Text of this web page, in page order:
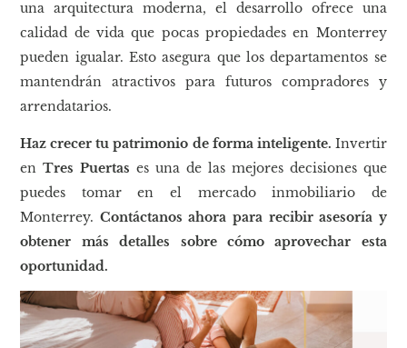
una arquitectura moderna, el desarrollo ofrece una
calidad de vida que pocas propiedades en Monterrey
pueden igualar. Esto asegura que los departamentos se
mantendrán atractivos para futuros compradores y
arrendatarios.
Haz crecer tu patrimonio de forma inteligente. Invertir
enTres Puertas es una de las mejores decisiones que
puedes tomar en el mercado inmobiliario de
Monterrey. Contáctanos ahora para recibir asesoría y
obtener más detalles sobre cómo aprovechar esta
oportunidad.